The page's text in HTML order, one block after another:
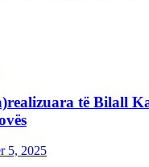
të Bilall
5, 2025